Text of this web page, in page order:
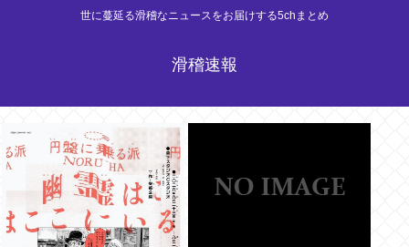
世に蔓延る滑稽なニュースをお届けする5chまとめ
滑稽速報